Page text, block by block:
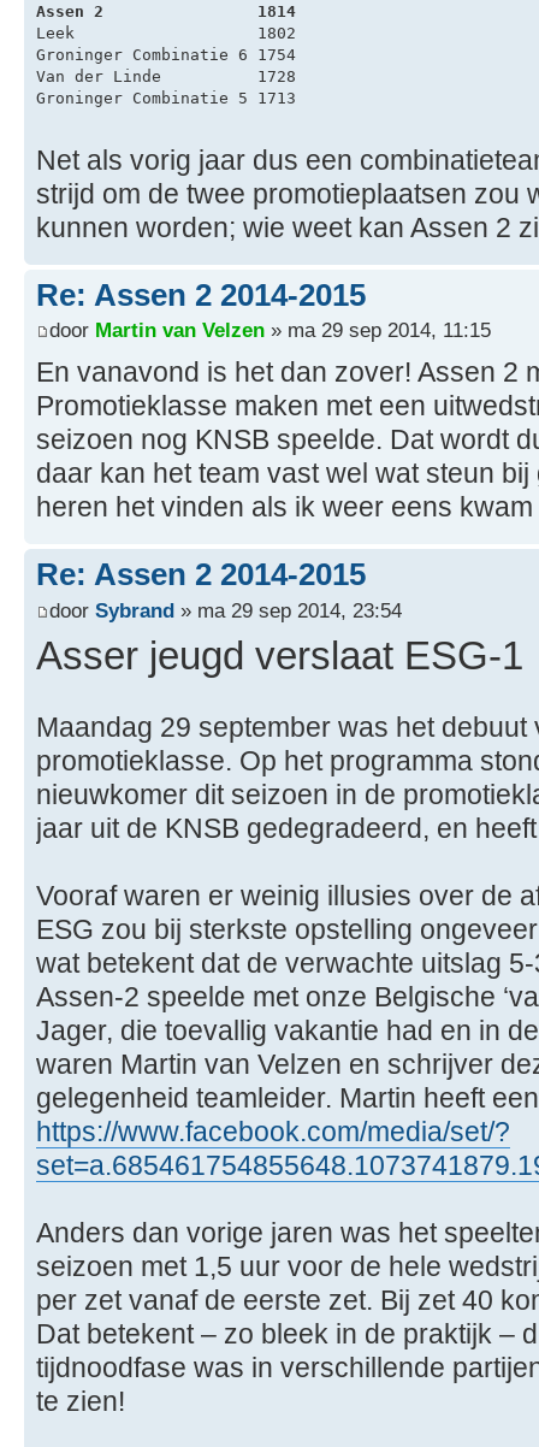
Assen 2                1814
Leek                   1802
Groninger Combinatie 6 1754
Van der Linde          1728
Groninger Combinatie 5 1713
Net als vorig jaar dus een
strijd om de twee promotieplaatsen zou
kunnen worden; wie weet kan Assen 2
Re: Assen 2 2014-2015
door Martin van Velzen » ma 29 sep 2014, 11:15
En vanavond is het dan zover! Assen 2
Promotieklasse maken met een
seizoen nog KNSB speelde. Dat wordt
daar kan het team vast wel wat steun
heren het vinden als ik weer eens
Re: Assen 2 2014-2015
door Sybrand » ma 29 sep 2014, 23:54
Asser jeugd verslaat ESG-1
Maandag 29 september was het debuut
promotieklasse. Op het programma
nieuwkomer dit seizoen in de
jaar uit de KNSB gedegradeerd, en
Vooraf waren er weinig illusies over de
ESG zou bij sterkste opstelling
wat betekent dat de verwachte uitslag
Assen-2 speelde met onze Belgische
Jager, die toevallig vakantie had en in
waren Martin van Velzen en schrijver
gelegenheid teamleider. Martin heeft
https://www.facebook.com/media/set/?
Anders dan vorige jaren was het
seizoen met 1,5 uur voor de hele
per zet vanaf de eerste zet. Bij zet 40
Dat betekent – zo bleek in de praktijk –
tijdnoodfase was in verschillende
te zien!